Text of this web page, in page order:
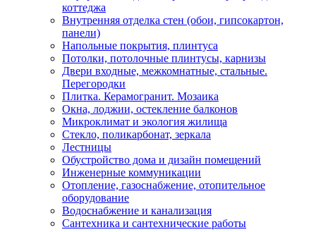
коттеджа
Внутренняя отделка стен (обои, гипсокартон,
панели)
Напольные покрытия, плинтуса
Потолки, потолочные плинтусы, карнизы
Двери входные, межкомнатные, стальные.
Перегородки
Плитка. Керамогранит. Мозаика
Окна, лоджии, остекление балконов
Микроклимат и экология жилища
Стекло, поликарбонат, зеркала
Лестницы
Обустройство дома и дизайн помещений
Инженерные коммуникации
Отопление, газоснабжение, отопительное
оборудование
Водоснабжение и канализация
Сантехника и сантехнические работы